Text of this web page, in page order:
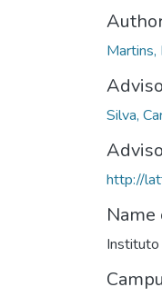
Silva,
http://
Instituto